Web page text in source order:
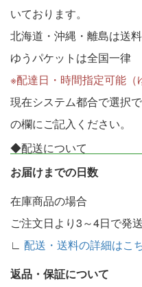
いております。
北海道・沖縄・離島は送料
ゆうパケットは全国一律
※配達日・時間指定可能（
現在システム都合で選択
の欄にご記入ください。
◆配送について
お届けまでの日数
在庫商品の場合
ご注文日より3～4日で発送
∟ 配送・送料の詳細はこ
返品・保証について